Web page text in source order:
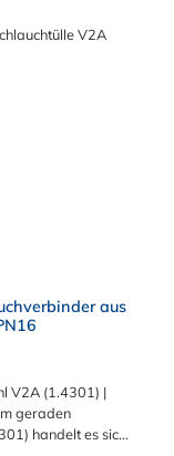
aus
V2A (1.4301) |
geraden
handelt es sich